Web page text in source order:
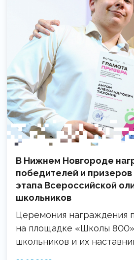
В Нижнем Новгороде
победителей и призеров
этапа Всероссийской
школьников
Церемония награждения
на площадке «Школы
школьников и их